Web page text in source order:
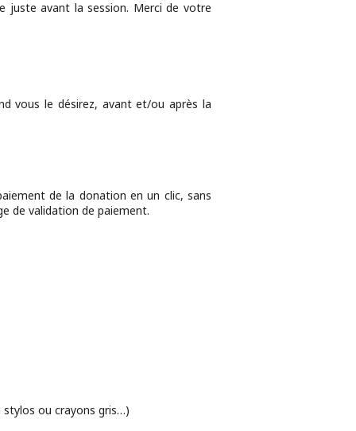
juste avant la session. Merci de votre
vous le désirez, avant et/ou après la
de la donation en un clic, sans
de validation de paiement.
stylos ou crayons gris…)